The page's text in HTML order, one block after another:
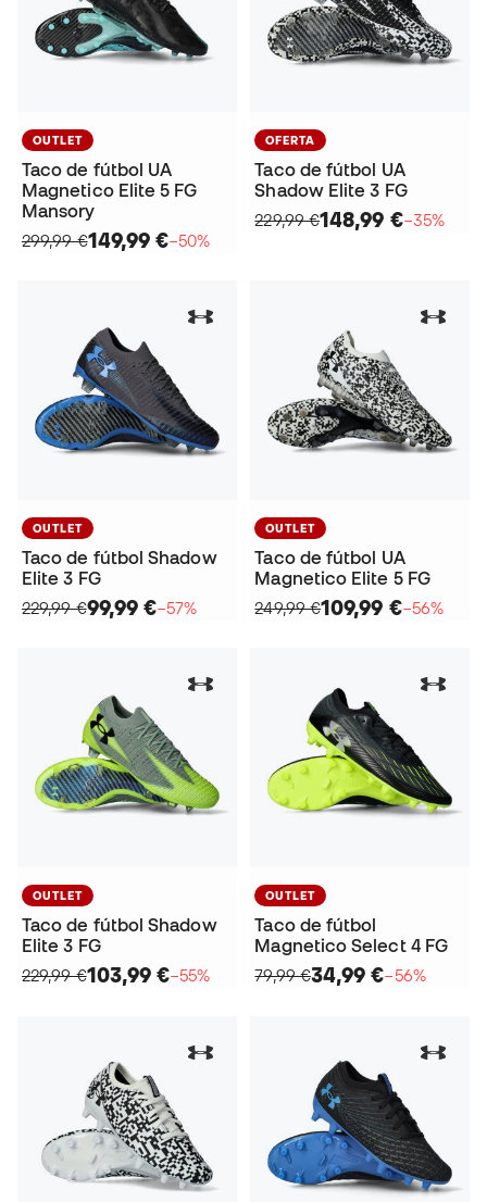
OUTLET
Taco de fútbol UA
Magnetico Elite 5 FG
Mansory
299,99 €149,99 €−50%
OFERTA
Taco de fútbol UA
Shadow Elite 3 FG
229,99 €148,99 €−35%
OUTLET
Taco de fútbol Shadow
Elite 3 FG
229,99 €99,99 €−57%
OUTLET
Taco de fútbol UA
Magnetico Elite 5 FG
249,99 €109,99 €−56%
OUTLET
Taco de fútbol Shadow
Elite 3 FG
229,99 €103,99 €−55%
OUTLET
Taco de fútbol
Magnetico Select 4 FG
79,99 €34,99 €−56%